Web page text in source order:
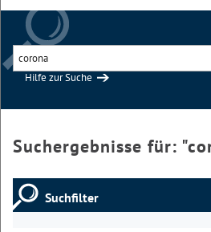
Hilfe zur Suche
Suchergebnisse für: "
Suchfilter